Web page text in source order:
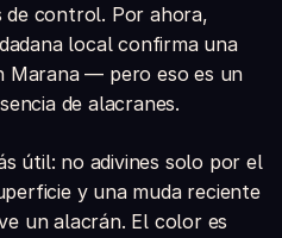
de control. Por ahora,
local confirma una
Marana — pero eso es un
de alacranes.
útil: no adivines solo por el
y una muda reciente
un alacrán. El color es